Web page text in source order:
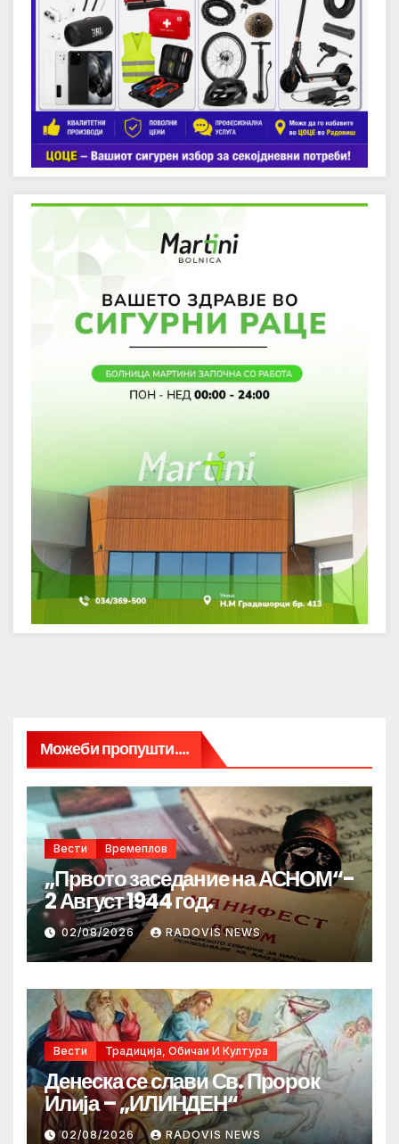
Можеби пропушти....
Вести Времеплов
„Првото заседание на АСНОМ“-
2 Август 1944 год.
02/08/2026 RADOVIS NEWS
Вести Традиција, Обичаи И Култура
Денеска се слави Св. Пророк
Илија – „ИЛИНДЕН“
02/08/2026 RADOVIS NEWS